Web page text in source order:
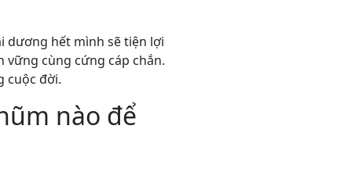
dương hết mình sẽ tiện lợi
cùng cứng cáp chắn.
cuộc đời.
nào để